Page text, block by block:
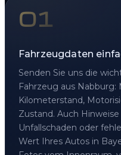
01
Fahrzeugdaten
Senden Sie uns die
Fahrzeug aus Nabburg:
Kilometerstand,
Zustand. Auch
Unfallschaden oder
Wert Ihres Autos in